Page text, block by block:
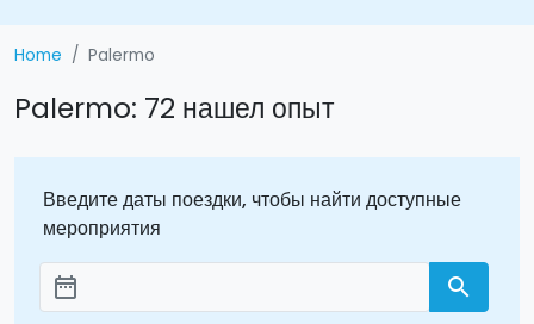
Home Palermo
Palermo: 72 нашел опыт
Введите даты поездки, чтобы найти доступные
мероприятия
Aggiungi le date
date_range search